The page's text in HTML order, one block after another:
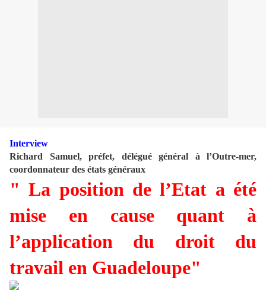
Interview
Richard Samuel, préfet, délégué général à l’Outre-mer,
coordonnateur des états généraux
" La position de l’Etat a été
mise en cause quant à
l’application du droit du
travail en Guadeloupe"